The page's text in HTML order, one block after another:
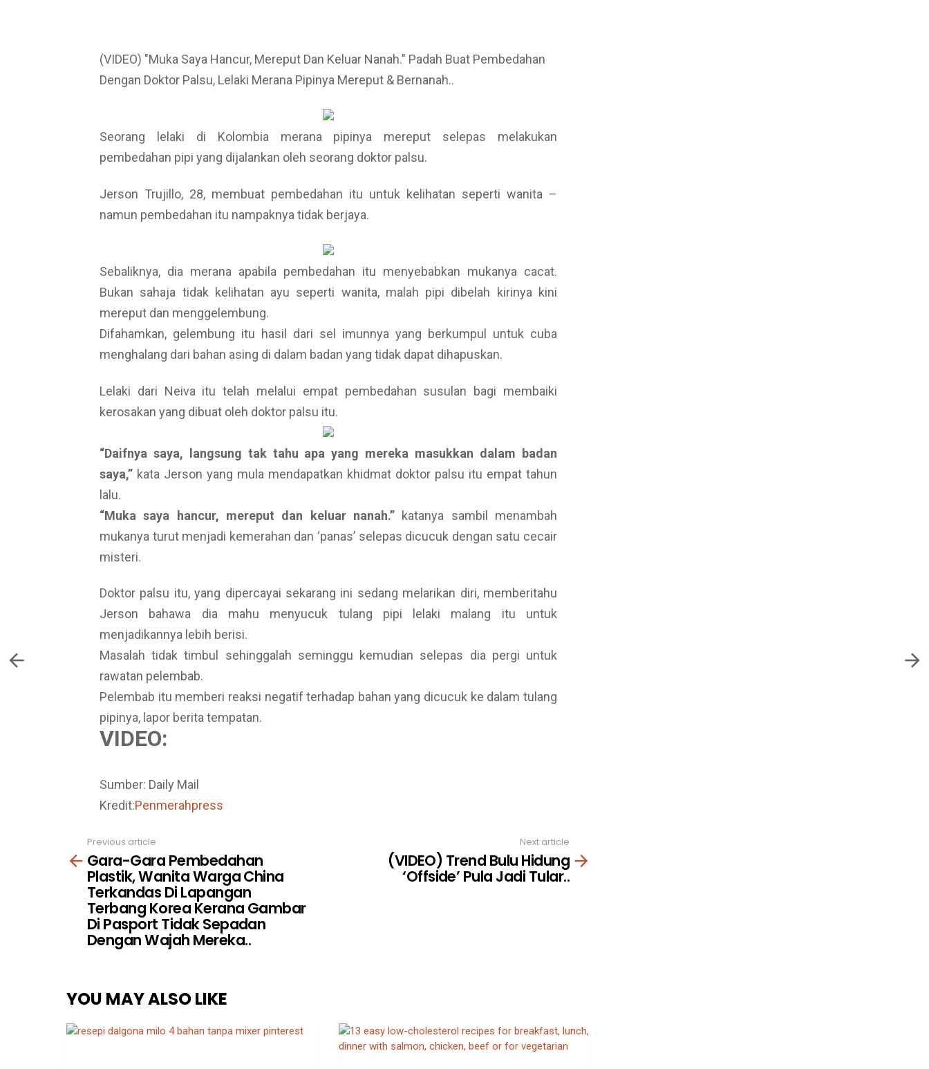
(VIDEO) "Muka Saya Hancur, Mereput Dan Keluar Nanah." Padah Buat Pembedahan
Dengan Doktor Palsu, Lelaki Merana Pipinya Mereput & Bernanah..
Seorang lelaki di Kolombia merana pipinya mereput selepas melakukan
pembedahan pipi yang dijalankan oleh seorang doktor palsu.
Jerson Trujillo, 28, membuat pembedahan itu untuk kelihatan seperti wanita –
namun pembedahan itu nampaknya tidak berjaya.
Sebaliknya, dia merana apabila pembedahan itu menyebabkan mukanya cacat.
Bukan sahaja tidak kelihatan ayu seperti wanita, malah pipi dibelah kirinya kini
mereput dan menggelembung.
Difahamkan, gelembung itu hasil dari sel imunnya yang berkumpul untuk cuba
menghalang dari bahan asing di dalam badan yang tidak dapat dihapuskan.
Lelaki dari Neiva itu telah melalui empat pembedahan susulan bagi membaiki
kerosakan yang dibuat oleh doktor palsu itu.
“Daifnya saya, langsung tak tahu apa yang mereka masukkan dalam badan
saya,” kata Jerson yang mula mendapatkan khidmat doktor palsu itu empat tahun
lalu.
“Muka saya hancur, mereput dan keluar nanah.” katanya sambil menambah
mukanya turut menjadi kemerahan dan ‘panas’ selepas dicucuk dengan satu cecair
misteri.
Doktor palsu itu, yang dipercayai sekarang ini sedang melarikan diri, memberitahu
Jerson bahawa dia mahu menyucuk tulang pipi lelaki malang itu untuk
menjadikannya lebih berisi.
Masalah tidak timbul sehinggalah seminggu kemudian selepas dia pergi untuk
rawatan pelembab.
Pelembab itu memberi reaksi negatif terhadap bahan yang dicucuk ke dalam tulang
pipinya, lapor berita tempatan.
VIDEO:
Sumber: Daily Mail
Kredit:Penmerahpress
more
Previous article
Gara-Gara Pembedahan
Plastik, Wanita Warga China
Terkandas Di Lapangan
Terbang Korea Kerana Gambar
Di Pasport Tidak Sepadan
Dengan Wajah Mereka..
Next article
(VIDEO) Trend Bulu Hidung
‘Offside’ Pula Jadi Tular..
YOU MAY ALSO LIKE